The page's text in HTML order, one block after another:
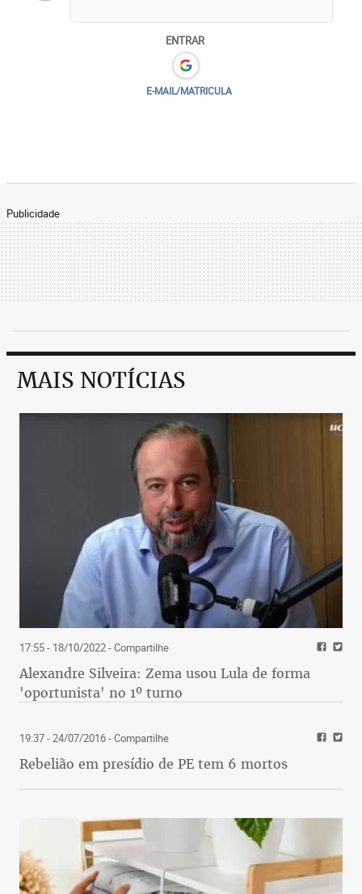
ENTRAR
E-MAIL/MATRICULA
Publicidade
MAIS NOTÍCIAS
17:55 - 18/10/2022- Compartilhe
Alexandre Silveira: Zema usou Lula de forma
'oportunista' no 1º turno
19:37 - 24/07/2016- Compartilhe
Rebelião em presídio de PE tem 6 mortos